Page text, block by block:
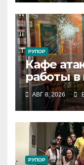
РУПОР
Кафе
работы в
АВГ 8, 2026
РУПОР